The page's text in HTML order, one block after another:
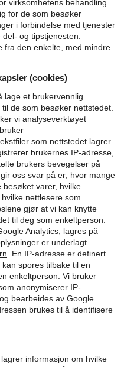
virksomhetens behandling
for de som besøker
i forbindelse med tjenester
og tipstjenesten.
fra den enkelte, med mindre
(cookies)
lage et brukervennlig
de som besøker nettstedet.
vi analyseverktøyet
som nettstedet lagrer
brukernes IP-adresse,
brukers bevegelser på
oss svar på er; hvor mange
besøket varer, hvilke
nettlesere som
gjør at vi kan knytte
til deg som enkeltperson.
Analytics, lagres på
er underlagt
En IP-adresse er definert
spores tilbake til en
enkeltperson. Vi bruker
anonymiserer IP-
bearbeides av Google.
brukes til å identifisere
informasjon om hvilke